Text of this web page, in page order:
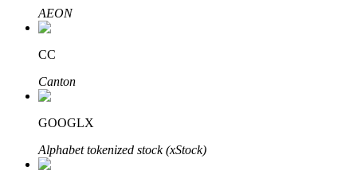
Apprenez le Staking
AEON
CC
Canton
GOOGLX
Alphabet tokenized stock (xStock)